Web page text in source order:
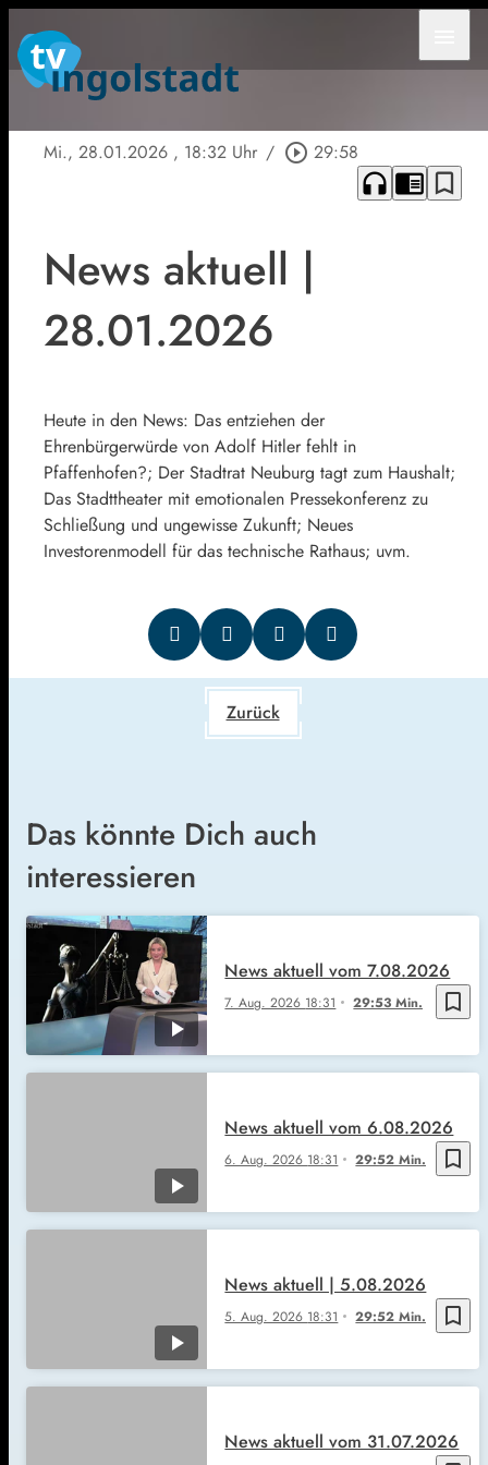
Mi., 28.01.2026 , 18:32 Uhr / play_circle_outline 29:58
headphones chrome_reader_mode bookmark_border
News aktuell |
28.01.2026
Heute in den News: Das entziehen der
Ehrenbürgerwürde von Adolf Hitler fehlt in
Pfaffenhofen?; Der Stadtrat Neuburg tagt zum Haushalt;
Das Stadttheater mit emotionalen Pressekonferenz zu
Schließung und ungewisse Zukunft; Neues
Investorenmodell für das technische Rathaus; uvm.
Zurück
Das könnte Dich auch
interessieren
bookmark_border
7. Aug. 2026 18:31 29:53 Min.
News aktuell vom 7.08.2026
bookmark_border
6. Aug. 2026 18:31 29:52 Min.
News aktuell vom 6.08.2026
bookmark_border
5. Aug. 2026 18:31 29:52 Min.
News aktuell | 5.08.2026
News aktuell vom 31.07.2026